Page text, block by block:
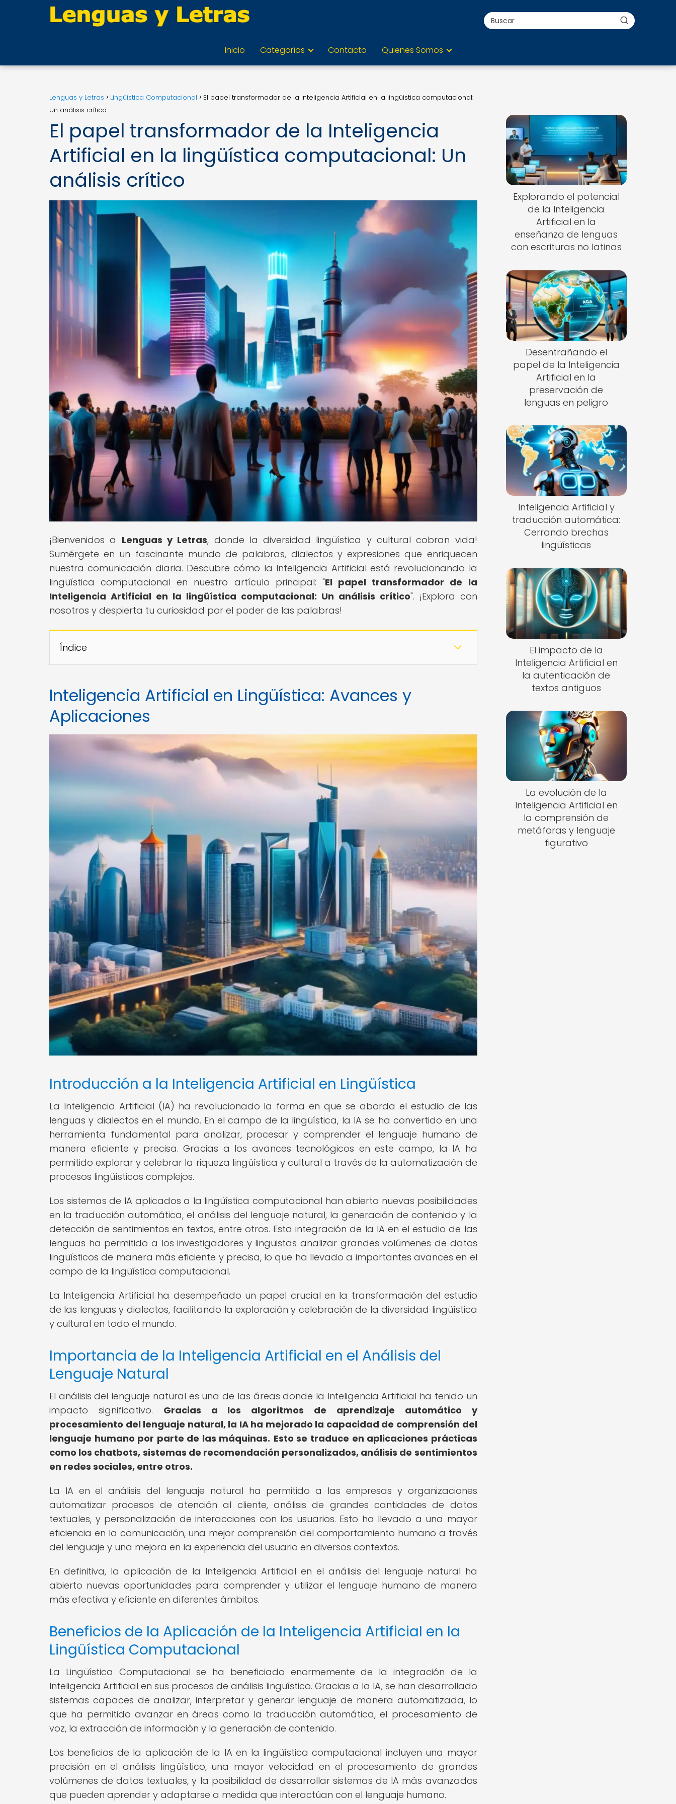
Inicio Categorías Contacto Quienes Somos
Lenguas y Letras Lingüística Computacional
El papel transformador de la Inteligencia Artificial en la lingüística computacional:
Un análisis crítico
El papel transformador de la Inteligencia
Artificial en la lingüística computacional: Un
análisis crítico
¡Bienvenidos a Lenguas y Letras, donde la diversidad lingüística y cultural cobran vida!
Sumérgete en un fascinante mundo de palabras, dialectos y expresiones que enriquecen
nuestra comunicación diaria. Descubre cómo la Inteligencia Artificial está revolucionando la
lingüística computacional en nuestro artículo principal: "El papel transformador de la
Inteligencia Artificial en la lingüística computacional: Un análisis crítico". ¡Explora con
nosotros y despierta tu curiosidad por el poder de las palabras!
Índice
Inteligencia Artificial en Lingüística: Avances y
Aplicaciones
Introducción a la Inteligencia Artificial en Lingüística
La Inteligencia Artificial (IA) ha revolucionado la forma en que se aborda el estudio de las
lenguas y dialectos en el mundo. En el campo de la lingüística, la IA se ha convertido en una
herramienta fundamental para analizar, procesar y comprender el lenguaje humano de
manera eficiente y precisa. Gracias a los avances tecnológicos en este campo, la IA ha
permitido explorar y celebrar la riqueza lingüística y cultural a través de la automatización de
procesos lingüísticos complejos.
Los sistemas de IA aplicados a la lingüística computacional han abierto nuevas posibilidades
en la traducción automática, el análisis del lenguaje natural, la generación de contenido y la
detección de sentimientos en textos, entre otros. Esta integración de la IA en el estudio de las
lenguas ha permitido a los investigadores y lingüistas analizar grandes volúmenes de datos
lingüísticos de manera más eficiente y precisa, lo que ha llevado a importantes avances en el
campo de la lingüística computacional.
La Inteligencia Artificial ha desempeñado un papel crucial en la transformación del estudio
de las lenguas y dialectos, facilitando la exploración y celebración de la diversidad lingüística
y cultural en todo el mundo.
Importancia de la Inteligencia Artificial en el Análisis del
Lenguaje Natural
El análisis del lenguaje natural es una de las áreas donde la Inteligencia Artificial ha tenido un
impacto significativo. Gracias a los algoritmos de aprendizaje automático y
procesamiento del lenguaje natural, la IA ha mejorado la capacidad de comprensión del
lenguaje humano por parte de las máquinas. Esto se traduce en aplicaciones prácticas
como los chatbots, sistemas de recomendación personalizados, análisis de sentimientos
en redes sociales, entre otros.
La IA en el análisis del lenguaje natural ha permitido a las empresas y organizaciones
automatizar procesos de atención al cliente, análisis de grandes cantidades de datos
textuales, y personalización de interacciones con los usuarios. Esto ha llevado a una mayor
eficiencia en la comunicación, una mejor comprensión del comportamiento humano a través
del lenguaje y una mejora en la experiencia del usuario en diversos contextos.
En definitiva, la aplicación de la Inteligencia Artificial en el análisis del lenguaje natural ha
abierto nuevas oportunidades para comprender y utilizar el lenguaje humano de manera
más efectiva y eficiente en diferentes ámbitos.
Beneficios de la Aplicación de la Inteligencia Artificial en la
Lingüística Computacional
La Lingüística Computacional se ha beneficiado enormemente de la integración de la
Inteligencia Artificial en sus procesos de análisis lingüístico. Gracias a la IA, se han desarrollado
sistemas capaces de analizar, interpretar y generar lenguaje de manera automatizada, lo
que ha permitido avanzar en áreas como la traducción automática, el procesamiento de
voz, la extracción de información y la generación de contenido.
Los beneficios de la aplicación de la IA en la lingüística computacional incluyen una mayor
precisión en el análisis lingüístico, una mayor velocidad en el procesamiento de grandes
volúmenes de datos textuales, y la posibilidad de desarrollar sistemas de IA más avanzados
que pueden aprender y adaptarse a medida que interactúan con el lenguaje humano.
Explorando el potencial
de la Inteligencia
Artificial en la
enseñanza de lenguas
con escrituras no latinas
Desentrañando el
papel de la Inteligencia
Artificial en la
preservación de
lenguas en peligro
Inteligencia Artificial y
traducción automática:
Cerrando brechas
lingüísticas
El impacto de la
Inteligencia Artificial en
la autenticación de
textos antiguos
La evolución de la
Inteligencia Artificial en
la comprensión de
metáforas y lenguaje
figurativo